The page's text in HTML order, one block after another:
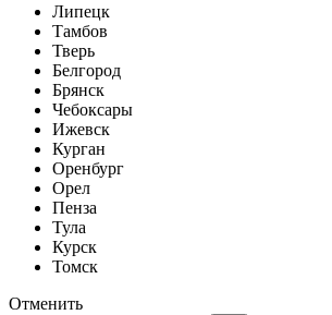
Липецк
Тамбов
Тверь
Белгород
Брянск
Чебоксары
Ижевск
Курган
Оренбург
Орел
Пенза
Тула
Курск
Томск
Отменить